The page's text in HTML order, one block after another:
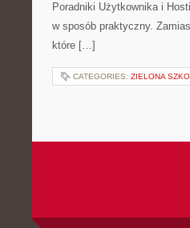
Poradniki Użytkownika i
w sposób praktyczny.
które […]
CATEGORIES: ZIELONA